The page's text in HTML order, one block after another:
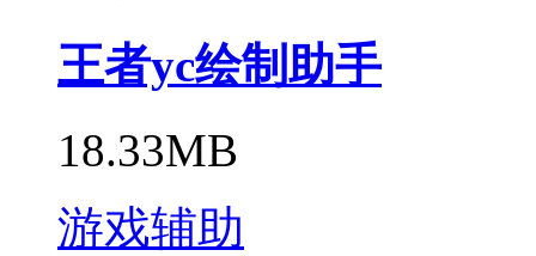
王者yc绘制助手
18.33MB
游戏辅助